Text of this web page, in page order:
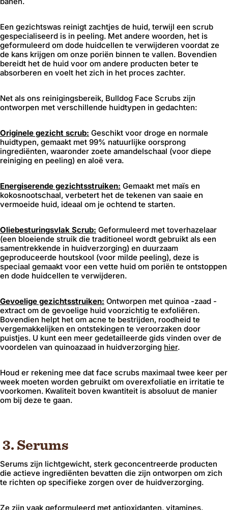
Een gezichtswas reinigt zachtjes de huid, terwijl een scrub
gespecialiseerd is in peeling. Met andere woorden, het is
geformuleerd om dode huidcellen te verwijderen voordat ze
de kans krijgen om onze poriën binnen te vallen. Bovendien
bereidt het de huid voor om andere producten beter te
absorberen en voelt het zich in het proces zachter.
Net als ons reinigingsbereik, Bulldog Face Scrubs zijn
ontworpen met verschillende huidtypen in gedachten:
Originele gezicht scrub: Geschikt voor droge en normale
huidtypen, gemaakt met 99% natuurlijke oorsprong
ingrediënten, waaronder zoete amandelschaal (voor diepe
reiniging en peeling) en aloë vera.
Energiserende gezichtsstruiken: Gemaakt met maïs en
kokosnootschaal, verbetert het de tekenen van saaie en
vermoeide huid, ideaal om je ochtend te starten.
Oliebesturingsvlak Scrub: Geformuleerd met toverhazelaar
(een bloeiende struik die traditioneel wordt gebruikt als een
samentrekkende in huidverzorging) en duurzaam
geproduceerde houtskool (voor milde peeling), deze is
speciaal gemaakt voor een vette huid om poriën te ontstoppen
en dode huidcellen te verwijderen.
Gevoelige gezichtsstruiken: Ontworpen met quinoa -zaad -
extract om de gevoelige huid voorzichtig te exfoliëren.
Bovendien helpt het om acne te bestrijden, roodheid te
vergemakkelijken en ontstekingen te veroorzaken door
puistjes. U kunt een meer gedetailleerde gids vinden over de
voordelen van quinoazaad in huidverzorging hier.
Houd er rekening mee dat face scrubs maximaal twee keer per
week moeten worden gebruikt om overexfoliatie en irritatie te
voorkomen. Kwaliteit boven kwantiteit is absoluut de manier
om bij deze te gaan.
3. Serums
Serums zijn lichtgewicht, sterk geconcentreerde producten
die actieve ingrediënten bevatten die zijn ontworpen om zich
te richten op specifieke zorgen over de huidverzorging.
Ze zijn vaak geformuleerd met antioxidanten, vitamines,